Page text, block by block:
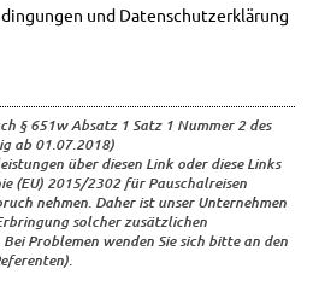
und Datenschutzerklärung
§ 651w Absatz 1 Satz 1 Nummer 2 des
ab 01.07.2018)
über diesen Link oder diese Links
(EU) 2015/2302 für Pauschalreisen
nehmen. Daher ist unser Unternehmen
solcher zusätzlichen
Problemen wenden Sie sich bitte an den